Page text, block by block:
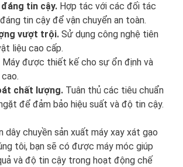
tin cậy. Hợp tác với các đối tác
tin cậy để vận chuyển an toàn.
vượt trội. Sử dụng công nghệ tiên
liệu cao cấp.
Máy được thiết kế cho sự ổn định và
chất lượng. Tuân thủ các tiêu chuẩn
để đảm bảo hiệu suất và độ tin cậy.
dây chuyền sản xuất máy xay xát gạo
tôi, bạn sẽ có được máy móc giúp
và độ tin cậy trong hoạt động chế